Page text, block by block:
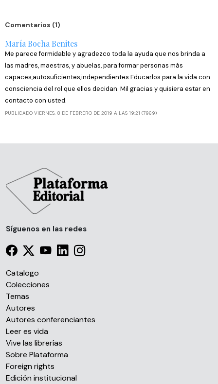
Comentarios (1)
María Bocha Benites
Me parece formidable y agradezco toda la ayuda que nos brinda a
las madres, maestras, y abuelas, para formar personas más
capaces,autosuficientes,independientes.Educarlos para la vida con
consciencia del rol que ellos decidan. Mil gracias y quisiera estar en
contacto con usted.
PUBLICADO VIERNES, 8 DE FEBRERO DE 2019 A LAS 19:21 (7969)
Síguenos en las redes
Catalogo
Colecciones
Temas
Autores
Autores conferenciantes
Leer es vida
Vive las librerías
Sobre Plataforma
Foreign rights
Edición institucional